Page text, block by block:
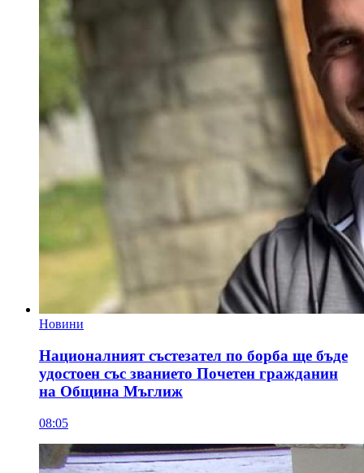
Новини
Националният състезател по борба ще бъде
удостоен със званието Почетен гражданин
на Община Мъглиж
08:05